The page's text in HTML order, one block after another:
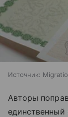
Источник:
Авторы